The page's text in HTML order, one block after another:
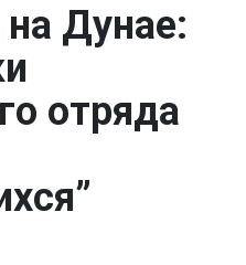
Дунае:
отряда